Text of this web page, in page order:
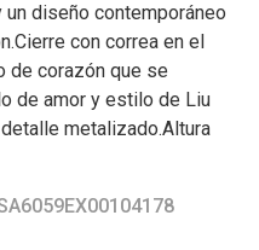
diseño contemporáneo
con correa en el
de corazón que se
de amor y estilo de Liu
metalizado.Altura